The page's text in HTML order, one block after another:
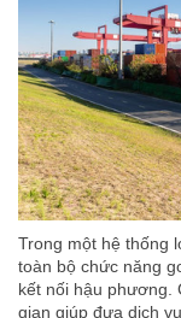
Trong một hệ thống
toàn bộ chức năng
kết nối hậu phương.
gian giúp đưa dịch